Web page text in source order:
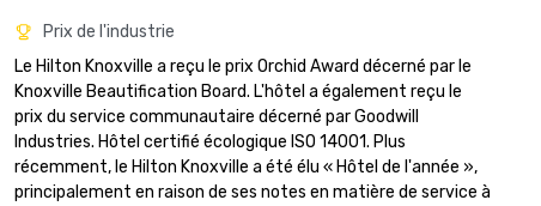
Prix de l'industrie
Le Hilton Knoxville a reçu le prix Orchid Award décerné par le
Knoxville Beautification Board. L'hôtel a également reçu le
prix du service communautaire décerné par Goodwill
Industries. Hôtel certifié écologique ISO 14001. Plus
récemment, le Hilton Knoxville a été élu « Hôtel de l'année »,
principalement en raison de ses notes en matière de service à